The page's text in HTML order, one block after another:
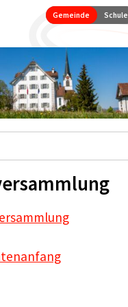
Gemeinde Schule